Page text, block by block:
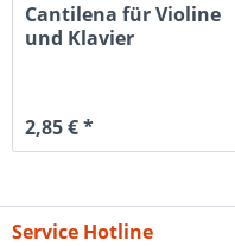
Cantilena für Violine
und Klavier
2,85 € *
Service Hotline